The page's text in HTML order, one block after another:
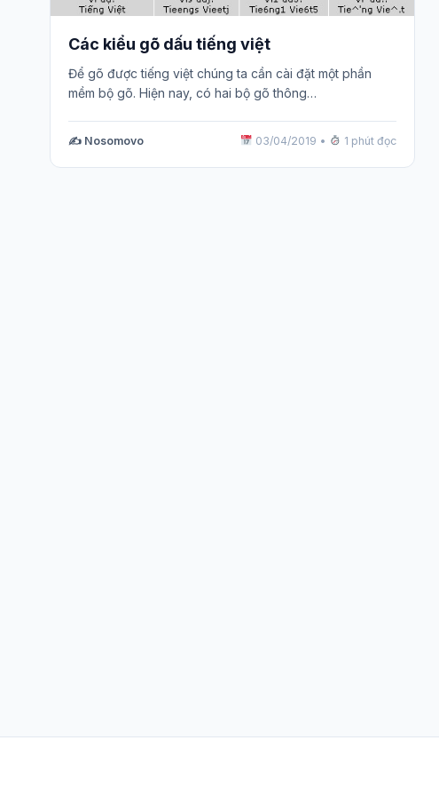
Các kiểu gõ dấu tiếng việt
Để gõ được tiếng việt chúng ta cần cài đặt một phần
mềm bộ gõ. Hiện nay, có hai bộ gõ thông…
✍️ Nosomovo 03/04/2019 • 1 phút đọc